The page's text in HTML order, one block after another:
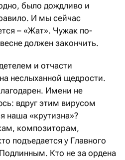
было дождливо и
И мы сейчас
– «Жат». Чужак по-
должен закончить.
и отчасти
неслыханной щедрости.
Имени не
вдруг этим вирусом
наша «крутизна»?
композиторам,
подъедается у Главного
Кто не за ордена